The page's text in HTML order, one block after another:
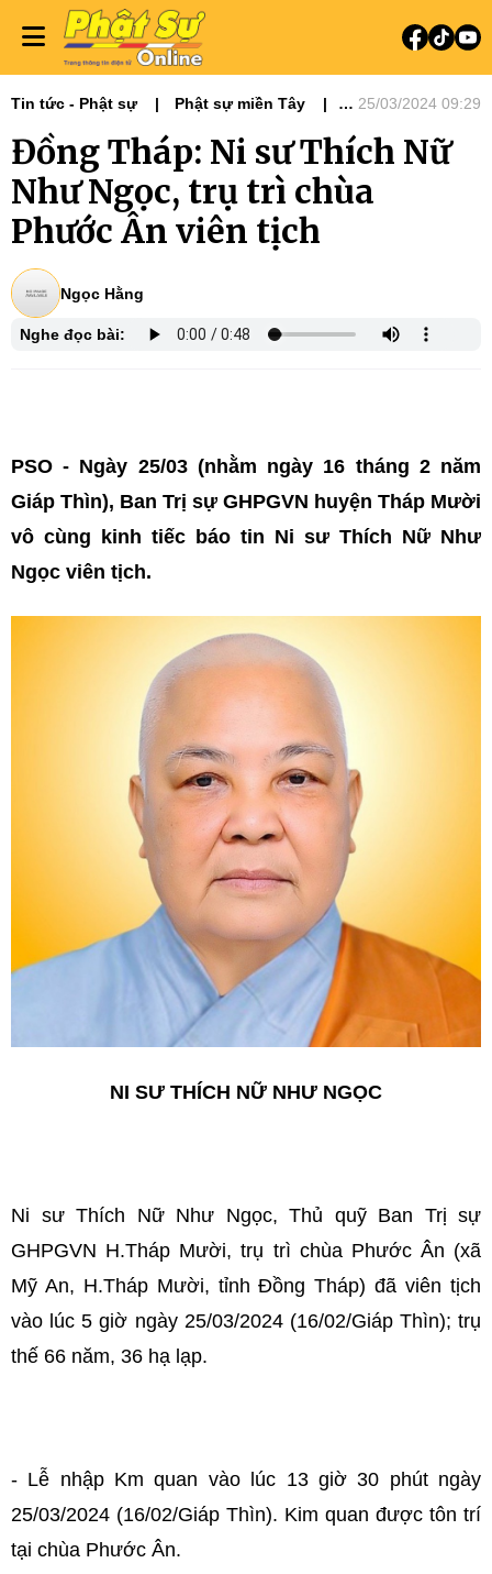
Tin tức - Phật sự
Phật sự miền Tây
25/03/2024 09:29
Đồng Tháp: Ni sư Thích Nữ
Như Ngọc, trụ trì chùa
Phước Ân viên tịch
Ngọc Hằng
Nghe đọc bài:
PSO - Ngày 25/03 (nhằm ngày 16 tháng 2 năm
Giáp Thìn), Ban Trị sự GHPGVN huyện Tháp Mười
vô cùng kinh tiếc báo tin Ni sư Thích Nữ Như
Ngọc viên tịch.
NI SƯ THÍCH NỮ NHƯ NGỌC
Ni sư Thích Nữ Như Ngọc, Thủ quỹ Ban Trị sự
GHPGVN H.Tháp Mười, trụ trì chùa Phước Ân (xã
Mỹ An, H.Tháp Mười, tỉnh Đồng Tháp) đã viên tịch
vào lúc 5 giờ ngày 25/03/2024 (16/02/Giáp Thìn); trụ
thế 66 năm, 36 hạ lạp.
- Lễ nhập Km quan vào lúc 13 giờ 30 phút ngày
25/03/2024 (16/02/Giáp Thìn). Kim quan được tôn trí
tại chùa Phước Ân.